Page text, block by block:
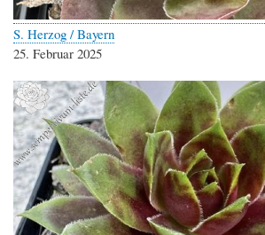
S. Herzog / Bayern
25. Februar 2025